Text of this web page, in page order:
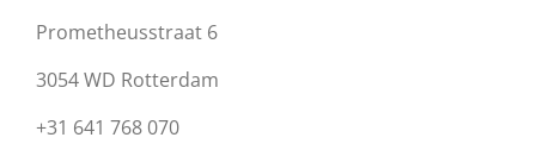
Prometheusstraat 6
3054 WD Rotterdam
+31 641 768 070